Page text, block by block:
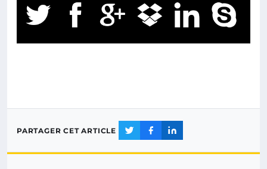
PARTAGER CET ARTICLE